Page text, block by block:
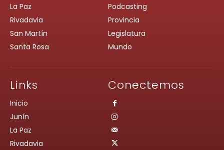
La Paz
Rivadavia
San Martín
Santa Rosa
Podcasting
Provincia
Legislatura
Mundo
Links
Inicio
Junín
La Paz
Rivadavia
Conectemos